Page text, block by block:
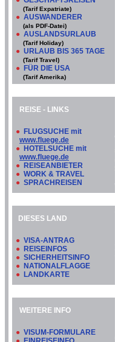
(Tarif Expatriate)
● AUSWANDERER
(als PDF-Datei)
● AUSLANDSURLAUB
(Tarif Holiday)
● URLAUB BIS 365 TAGE
(Tarif Travel)
● FÜR DIE USA
(Tarif Amerika)
REISE - LINKS
● FLUGSUCHE mit
www.fluege.de
● HOTELSUCHE mit
www.fluege.de
● REISEANBIETER
● WORK & TRAVEL
● SPRACHREISEN
DIESES LAND
● VISA-ANTRAG
● REISEINFOS
● SICHERHEITSINFO
● NATIONALFLAGGE
● LANDKARTE
WEITERE INFO
● VISUM-FORMULARE